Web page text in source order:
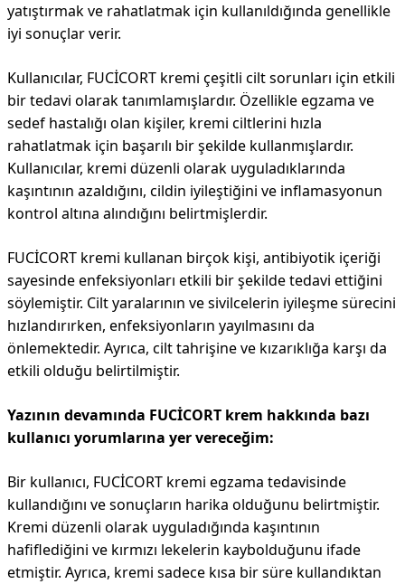
yatıştırmak ve rahatlatmak için kullanıldığında genellikle
iyi sonuçlar verir.
Kullanıcılar, FUCİCORT kremi çeşitli cilt sorunları için etkili
bir tedavi olarak tanımlamışlardır. Özellikle egzama ve
sedef hastalığı olan kişiler, kremi ciltlerini hızla
rahatlatmak için başarılı bir şekilde kullanmışlardır.
Kullanıcılar, kremi düzenli olarak uyguladıklarında
kaşıntının azaldığını, cildin iyileştiğini ve inflamasyonun
kontrol altına alındığını belirtmişlerdir.
FUCİCORT kremi kullanan birçok kişi, antibiyotik içeriği
sayesinde enfeksiyonları etkili bir şekilde tedavi ettiğini
söylemiştir. Cilt yaralarının ve sivilcelerin iyileşme sürecini
hızlandırırken, enfeksiyonların yayılmasını da
önlemektedir. Ayrıca, cilt tahrişine ve kızarıklığa karşı da
etkili olduğu belirtilmiştir.
Yazının devamında FUCİCORT krem hakkında bazı
kullanıcı yorumlarına yer vereceğim:
Bir kullanıcı, FUCİCORT kremi egzama tedavisinde
kullandığını ve sonuçların harika olduğunu belirtmiştir.
Kremi düzenli olarak uyguladığında kaşıntının
hafiflediğini ve kırmızı lekelerin kaybolduğunu ifade
etmiştir. Ayrıca, kremi sadece kısa bir süre kullandıktan